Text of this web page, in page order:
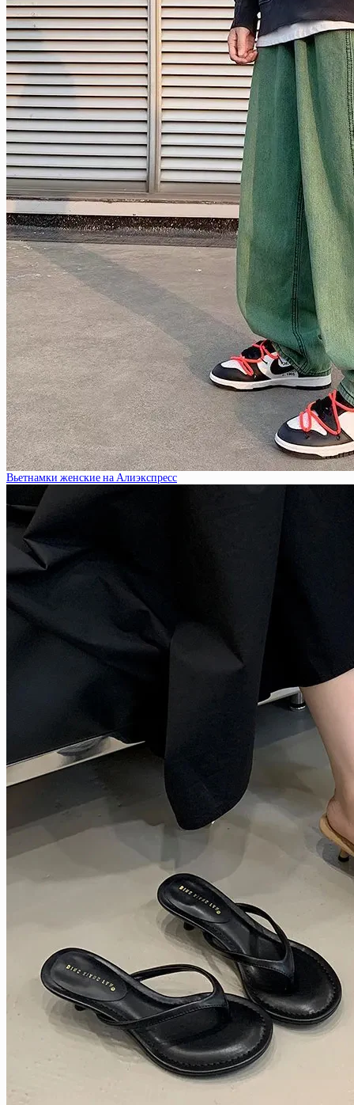
Вьетнамки женские на Алиэкспресс